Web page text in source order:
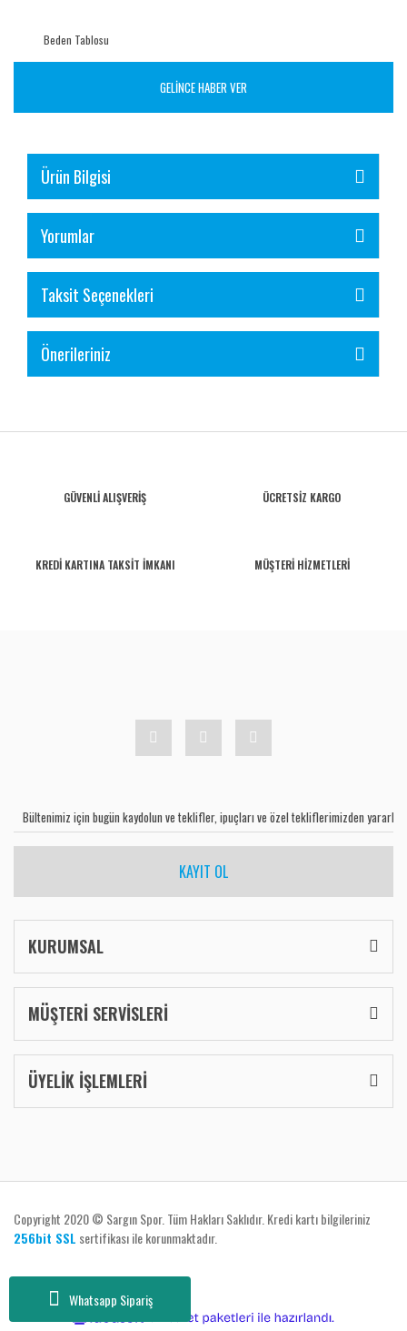
Whatsapp Sipariş
Beden Tablosu
GELİNCE HABER VER
Ürün Bilgisi
Yorumlar
Taksit Seçenekleri
Önerileriniz
GÜVENLİ ALIŞVERİŞ ÜCRETSİZ KARGO
KREDİ KARTINA TAKSİT İMKANI MÜŞTERİ HİZMETLERİ
KAYIT OL
KURUMSAL
MÜŞTERİ SERVİSLERİ
ÜYELİK İŞLEMLERİ
Copyright 2020 © Sargın Spor. Tüm Hakları Saklıdır. Kredi kartı bilgileriniz
256bit SSL sertifikası ile korunmaktadır.
e-